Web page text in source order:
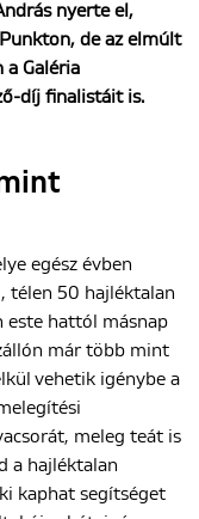
nyerte el,
de az elmúlt
a Galéria
díj finalistáit is.
egész évben
télen 50 hajléktalan
este hattól másnap
már több mint
vehetik igénybe a
meleg teát is
a hajléktalan
kaphat segítséget